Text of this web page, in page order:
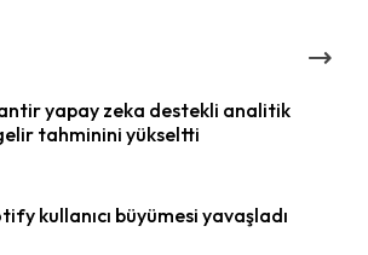
yapay zeka destekli analitik
tahminini yükseltti
kullanıcı büyümesi yavaşladı